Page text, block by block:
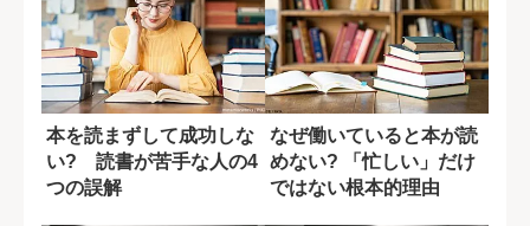
本を読まずして成功しな
い? 読書が苦手な人の4
つの誤解
なぜ働いていると本が読
めない? 「忙しい」だけ
ではない根本的理由